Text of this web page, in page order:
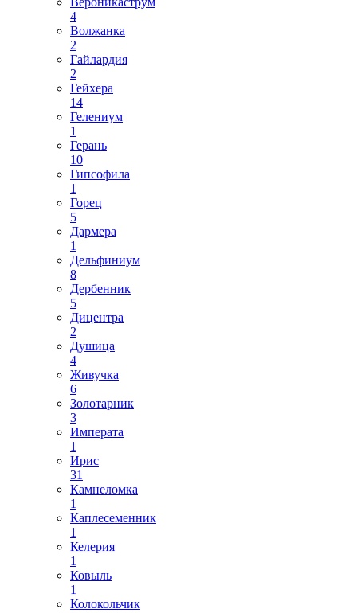
4
Волжанка
2
Гайлардия
2
Гейхера
14
Гелениум
1
Герань
10
Гипсофила
1
Горец
5
Дармера
1
Дельфиниум
8
Дербенник
5
Дицентра
2
Душица
4
Живучка
6
Золотарник
3
Императа
1
Ирис
31
Камнеломка
1
Каплесеменник
1
Келерия
1
Ковыль
1
Колокольчик